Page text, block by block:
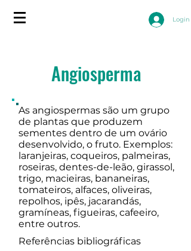
Login
Angiosperma
As angiospermas são um grupo
de plantas que produzem
sementes dentro de um ovário
desenvolvido, o fruto. Exemplos:
laranjeiras, coqueiros, palmeiras,
roseiras, dentes-de-leão, girassol,
trigo, macieiras, bananeiras,
tomateiros, alfaces, oliveiras,
repolhos, ipês, jacarandás,
gramíneas, figueiras, cafeeiro,
entre outros.
Referências bibliográficas